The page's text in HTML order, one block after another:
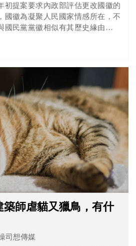
初提案要求內政部評估更改國徽的
國徽為凝聚人民國家情感所在，不
國民黨黨徽相似有其歷史緣由，但
築師虐貓又獵鳥，有什
司想傳媒